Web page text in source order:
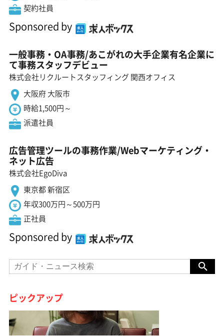
契約社員
Sponsored by
一般事務・OA事務/あこがれの大手企業有名企業に
て事務スタッフデビュー
株式会社リクルートスタッフィング 関西オフィス
大阪府 大阪市
時給1,500円～
派遣社員
広告管理ツールの事務作業/Webマーケティング・
ネット広告
株式会社EgoDiva
東京都 新宿区
年収300万円～500万円
正社員
Sponsored by
ピックアップ